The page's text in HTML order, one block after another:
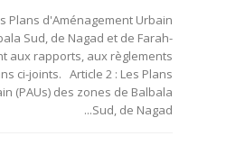
Plans d'Aménagement Urbain
Sud, de Nagad et de Farah-
aux rapports, aux règlements
ci-joints. Article 2 : Les Plans
(PAUs) des zones de Balbala
Sud, de Nagad...